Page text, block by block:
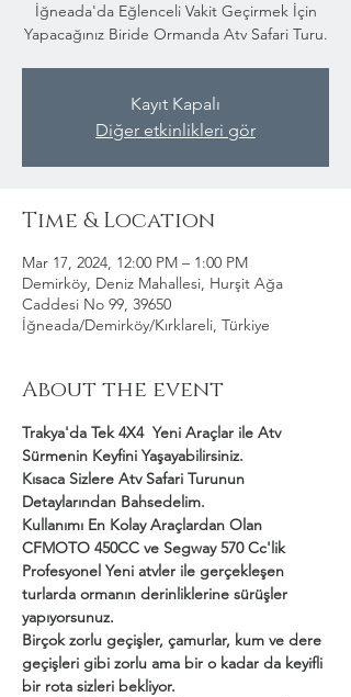
İğneada'da Eğlenceli Vakit Geçirmek İçin
Yapacağınız Biride Ormanda Atv Safari Turu.
Kayıt Kapalı
Diğer etkinlikleri gör
Time & Location
Mar 17, 2024, 12:00 PM – 1:00 PM
Demirköy, Deniz Mahallesi, Hurşit Ağa
Caddesi No 99, 39650
İğneada/Demirköy/Kırklareli, Türkiye
About the event
Trakya'da Tek 4X4  Yeni Araçlar ile Atv
Sürmenin Keyfini Yaşayabilirsiniz.
Kısaca Sizlere Atv Safari Turunun
Detaylarından Bahsedelim.
Kullanımı En Kolay Araçlardan Olan
CFMOTO 450CC ve Segway 570 Cc'lik
Profesyonel Yeni atvler ile gerçekleşen
turlarda ormanın derinliklerine sürüşler
yapıyorsunuz.
Birçok zorlu geçişler, çamurlar, kum ve dere
geçişleri gibi zorlu ama bir o kadar da keyifli
bir rota sizleri bekliyor.